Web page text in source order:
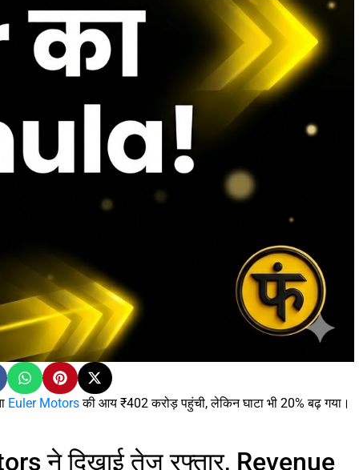
Euler Motorsकी आय ₹402 करोड़ पहुंची, लेकिन घाटा भी 20% बढ़ गया।
ने दिखाई तेज रफ्तार, Revenue